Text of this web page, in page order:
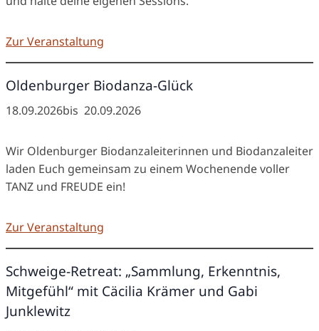
Zur Veranstaltung
Oldenburger Biodanza-Glück
18.09.2026bis 20.09.2026
Wir Oldenburger Biodanzaleiterinnen und Biodanzaleiter
laden Euch gemeinsam zu einem Wochenende voller
TANZ und FREUDE ein!
Zur Veranstaltung
Schweige-Retreat: „Sammlung, Erkenntnis,
Mitgefühl“ mit Cäcilia Krämer und Gabi
Junklewitz